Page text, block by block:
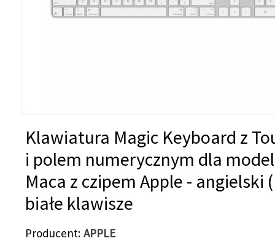
Klawiatura Magic Keyboard z
i polem numerycznym dla
Maca z czipem Apple - angielski
białe klawisze
Producent APPLE